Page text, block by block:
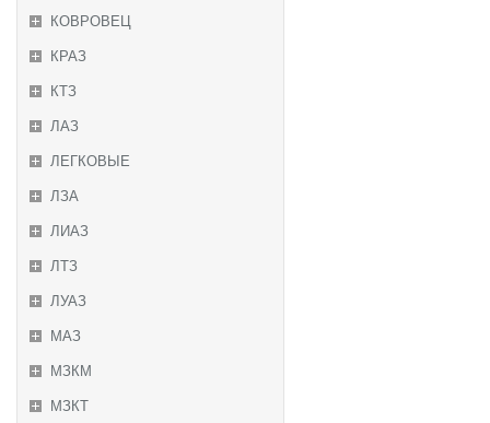
КОВРОВЕЦ
КРАЗ
КТЗ
ЛАЗ
ЛЕГКОВЫЕ
ЛЗА
ЛИАЗ
ЛТЗ
ЛУАЗ
МАЗ
МЗКМ
МЗКТ